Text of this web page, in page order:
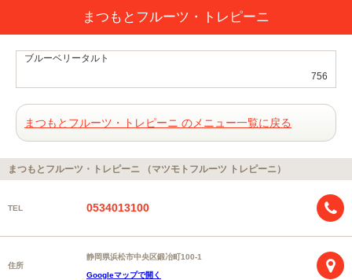
まつもとフルーツ・トレピーニ
ブルーベリータルト
756
まつもとフルーツ・トレピーニ のメニュー一覧に戻る
まつもとフルーツ・トレピーニ （マツモトフルーツ トレピーニ）
TEL 0534013100
住所
静岡県浜松市中央区鍛冶町100-1
Googleマップで開く